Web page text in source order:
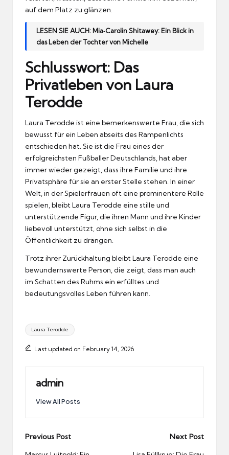
auf dem Platz zu glänzen.
LESEN SIE AUCH: Mia‑Carolin Shitawey: Ein Blick in
das Leben der Tochter von Michelle
Schlusswort: Das
Privatleben von Laura
Terodde
Laura Terodde ist eine bemerkenswerte Frau, die sich
bewusst für ein Leben abseits des Rampenlichts
entschieden hat. Sie ist die Frau eines der
erfolgreichsten Fußballer Deutschlands, hat aber
immer wieder gezeigt, dass ihre Familie und ihre
Privatsphäre für sie an erster Stelle stehen. In einer
Welt, in der Spielerfrauen oft eine prominentere Rolle
spielen, bleibt Laura Terodde eine stille und
unterstützende Figur, die ihren Mann und ihre Kinder
liebevoll unterstützt, ohne sich selbst in die
Öffentlichkeit zu drängen.
Trotz ihrer Zurückhaltung bleibt Laura Terodde eine
bewundernswerte Person, die zeigt, dass man auch
im Schatten des Ruhms ein erfülltes und
bedeutungsvolles Leben führen kann.
Tags:
Laura Terodde
Last updated on February 14, 2026
admin
View All Posts
Post
Previous Post Next Post